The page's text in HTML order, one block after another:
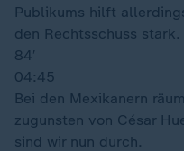
Publikums hilft
den Rechtsschuss stark.
84′
04:45
Bei den Mexikanern
zugunsten von César
sind wir nun durch.